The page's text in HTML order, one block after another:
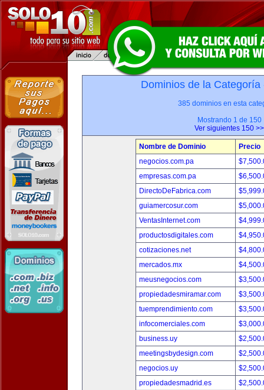
Dominios de la
385 dominios en esta
Mostrando 1 de 150
Ver siguientes 150 >>
Nombre de Dominio
Precio
negocios.com.pa
empresas.com.pa
DirectoDeFabrica.com
guiamercosur.com
VentasInternet.com
productosdigitales.com
cotizaciones.net
mercados.mx
meusnegocios.com
propiedadesmiramar.com
tuemprendimiento.com
infocomerciales.com
business.uy
meetingsbydesign.com
negocios.uy
propiedadesmadrid.es